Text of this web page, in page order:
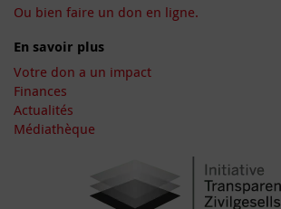
Ou bien faire un don en ligne.
En savoir plus
Votre don a un impact
Finances
Actualités
Médiathèque